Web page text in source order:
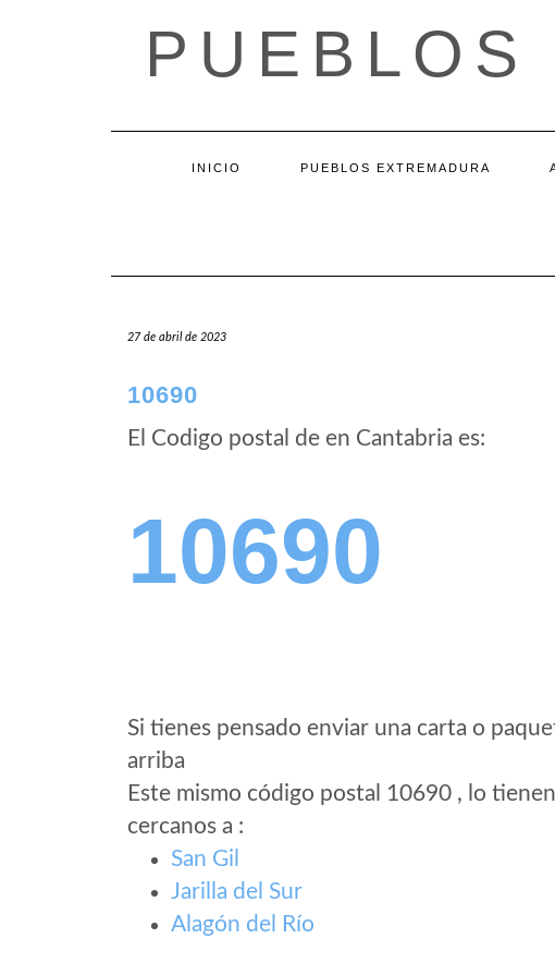
PUEBLOS
INICIO PUEBLOS EXTREMADURA
27 de abril de 2023
10690
El Codigo postal de en Cantabria es:
10690
Si tienes pensado enviar una carta o
arriba
Este mismo código postal 10690 , lo
cercanos a :
San Gil
Jarilla del Sur
Alagón del Río